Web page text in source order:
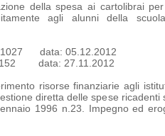
della spesa ai cartolibrai
agli alunni della
data: 05.12.2012
data: 27.11.2012
risorse finanziarie agli
diretta delle spese ricadenti
1996 n.23. Impegno ed